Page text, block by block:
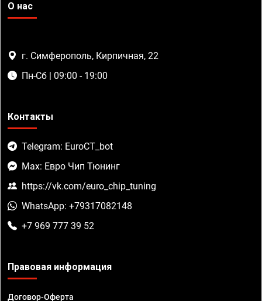
О нас
г. Симферополь, Кирпичная, 22
Пн-Сб | 09:00 - 19:00
Контакты
Telegram: EuroCT_bot
Max: Евро Чип Тюнинг
https://vk.com/euro_chip_tuning
WhatsApp: +79317082148
+7 969 777 39 52
Правовая информация
Договор-Оферта